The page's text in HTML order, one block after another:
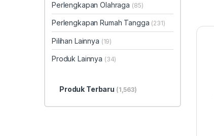
Perlengkapan Olahraga (85)
Perlengkapan Rumah Tangga (231)
Pilihan Lainnya (19)
Produk Lainnya (34)
Produk Terbaru (1,563)